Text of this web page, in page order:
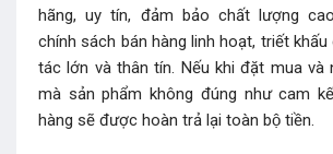
hãng, uy tín, đảm bảo chất lượng
chính sách bán hàng linh hoạt, triết
tác lớn và thân tín. Nếu khi đặt mua và
mà sản phẩm không đúng như cam
hàng sẽ được hoàn trả lại toàn bộ tiền.